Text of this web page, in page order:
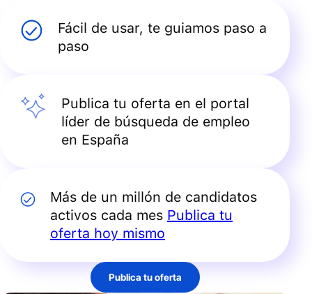
Fácil de usar, te guiamos paso a
paso
Publica tu oferta en el portal
líder de búsqueda de empleo
en España
Más de un millón de candidatos
activos cada mes Publica tu
oferta hoy mismo
Publica tu oferta